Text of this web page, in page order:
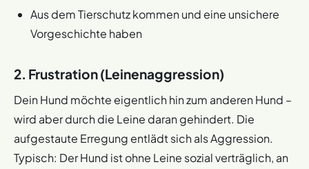
Aus dem Tierschutz kommen und eine unsichere
Vorgeschichte haben
2. Frustration (Leinenaggression)
Dein Hund möchte eigentlich hin zum anderen Hund –
wird aber durch die Leine daran gehindert. Die
aufgestaute Erregung entlädt sich als Aggression.
Typisch: Der Hund ist ohne Leine sozial verträglich, an